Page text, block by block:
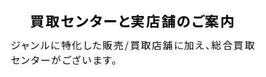
買取センターと実店舗のご案内
ジャンルに特化した販売/買取店舗に加え、総合買取
センターがございます。